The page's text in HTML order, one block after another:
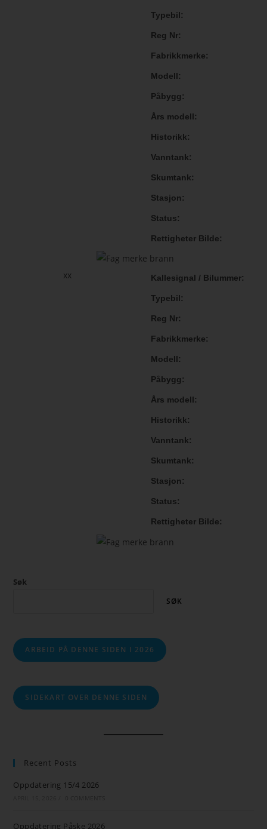
Typebil
Reg Nr
Fabrikkmerke
Modell
Påbygg
Års modell
Historikk
Vanntank
Skumtank
Stasjon
Status
Rettigheter Bilde
xx Kallesignal / Bilummer
Typebil
Reg Nr
Fabrikkmerke
Modell
Påbygg
Års modell
Historikk
Vanntank
Skumtank
Stasjon
Status
Rettigheter Bilde
Søk
SØK
ARBEID PÅ DENNE SIDEN I 2026
SIDEKART OVER DENNE SIDEN
Recent Posts
Oppdatering 15/4 2026
Oppdatering Påske 2026